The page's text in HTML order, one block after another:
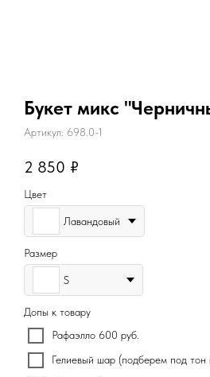
Букет микс
Артикул: 698.0-1
2 850 ₽
Цвет
Лавандовый
Размер
S
Допы к товару
Рафаэлло 600 руб.
Гелиевый шар (подберем под тон